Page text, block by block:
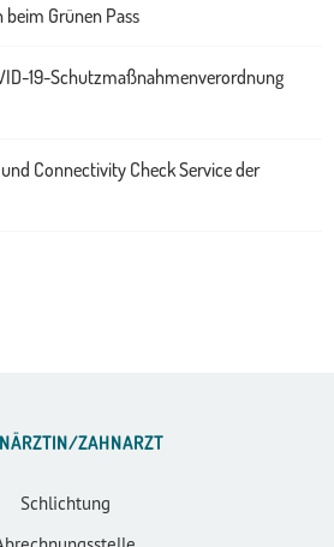
beim Grünen Pass
19-Schutzmaßnahmenverordnung
Connectivity Check Service der
ZAHNARZT
Schlichtung